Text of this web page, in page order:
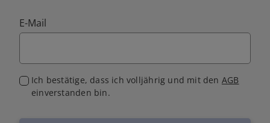
E-Mail
Ich bestätige, dass ich volljährig und mit den AGB
einverstanden bin.